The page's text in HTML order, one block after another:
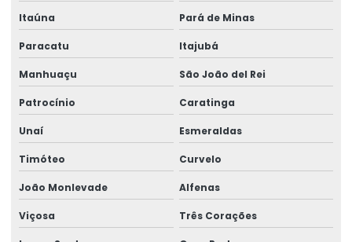
Impressão De Rótulos Adesivos Personalizados
Impressão Rápida De Rótulos Personalizados
Impressora De Etiquetas Zebra
Impressora Etiqueta Termica
Impressora Etiqueta Zebra
Impressora Térmica Etiqueta
Itaúna Pará de Minas
Paracatu Itajubá
Manhuaçu São João del Rei
Patrocínio Caratinga
Unaí Esmeraldas
Timóteo Curvelo
João Monlevade Alfenas
Viçosa Três Corações